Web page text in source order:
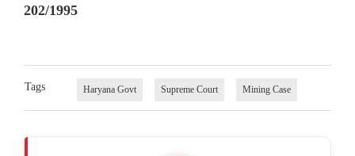
202/1995
Tags Haryana Govt Supreme Court Mining Case